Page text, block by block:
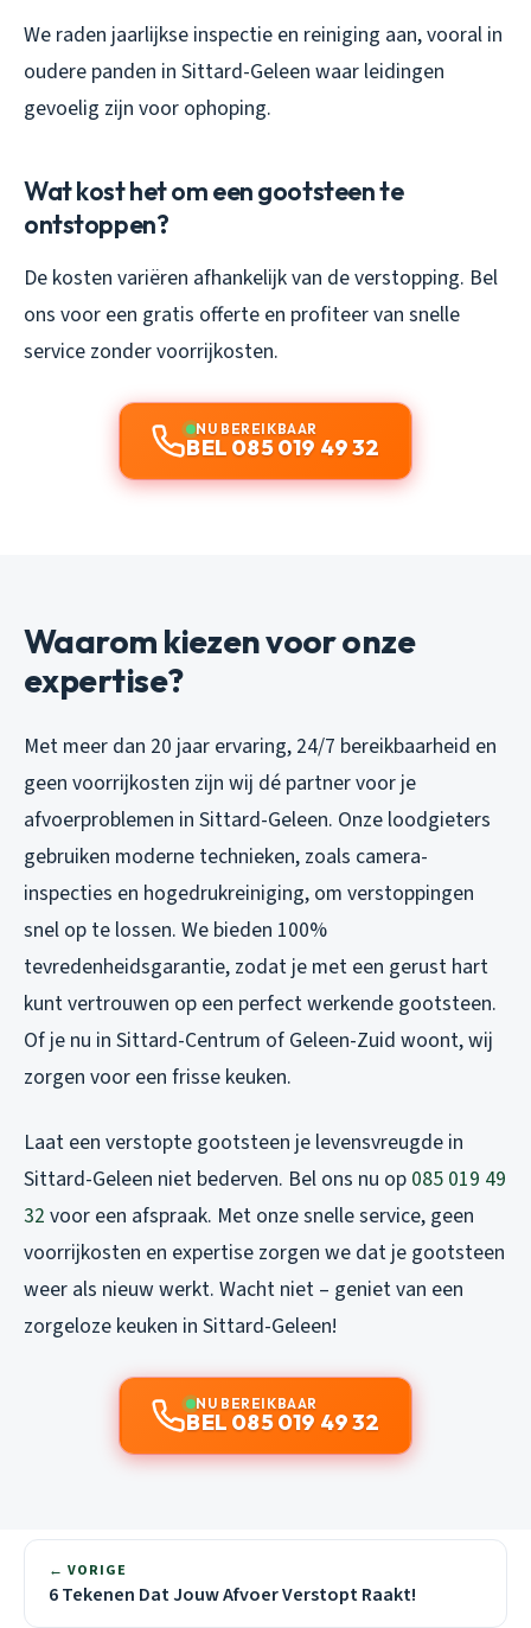
We raden jaarlijkse inspectie en reiniging aan, vooral in
oudere panden in Sittard-Geleen waar leidingen
gevoelig zijn voor ophoping.
Wat kost het om een gootsteen te
ontstoppen?
De kosten variëren afhankelijk van de verstopping. Bel
ons voor een gratis offerte en profiteer van snelle
service zonder voorrijkosten.
NU BEREIKBAAR
BEL 085 019 49 32
Waarom kiezen voor onze
expertise?
Met meer dan 20 jaar ervaring, 24/7 bereikbaarheid en
geen voorrijkosten zijn wij dé partner voor je
afvoerproblemen in Sittard-Geleen. Onze loodgieters
gebruiken moderne technieken, zoals camera-
inspecties en hogedrukreiniging, om verstoppingen
snel op te lossen. We bieden 100%
tevredenheidsgarantie, zodat je met een gerust hart
kunt vertrouwen op een perfect werkende gootsteen.
Of je nu in Sittard-Centrum of Geleen-Zuid woont, wij
zorgen voor een frisse keuken.
Laat een verstopte gootsteen je levensvreugde in
Sittard-Geleen niet bederven. Bel ons nu op 085 019 49
32 voor een afspraak. Met onze snelle service, geen
voorrijkosten en expertise zorgen we dat je gootsteen
weer als nieuw werkt. Wacht niet – geniet van een
zorgeloze keuken in Sittard-Geleen!
NU BEREIKBAAR
BEL 085 019 49 32
← VORIGE
6 Tekenen Dat Jouw Afvoer Verstopt Raakt!